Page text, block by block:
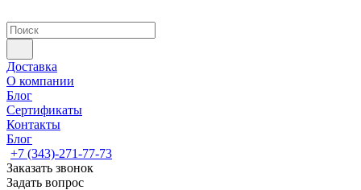
Доставка
О компании
Блог
Сертификаты
Контакты
Блог
+7 (343)-271-77-73
Заказать звонок
Задать вопрос